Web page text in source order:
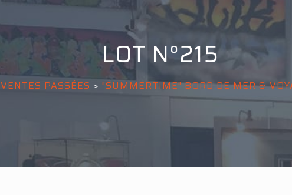
LOT N°215
VENTES PASSÉES > "SUMMERTIME" BORD DE MER &